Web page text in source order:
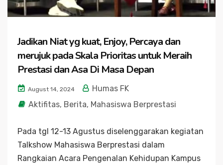
Jadikan Niat yg kuat, Enjoy, Percaya dan
merujuk pada Skala Prioritas untuk Meraih
Prestasi dan Asa Di Masa Depan
August 14, 2024
Humas FK
Aktifitas, Berita, Mahasiswa Berprestasi
Pada tgl 12-13 Agustus diselenggarakan kegiatan
Talkshow Mahasiswa Berprestasi dalam
Rangkaian Acara Pengenalan Kehidupan Kampus